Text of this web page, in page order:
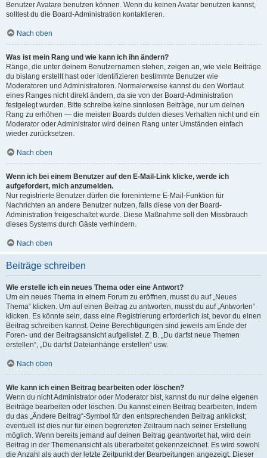
Benutzer Avatare benutzen können. Wenn du keinen Avatar benutzen kannst,
solltest du die Board-Administration kontaktieren.
Nach oben
Was ist mein Rang und wie kann ich ihn ändern?
Ränge, die unter deinem Benutzernamen stehen, zeigen an, wie viele Beiträge
du bislang erstellt hast oder identifizieren bestimmte Benutzer wie
Moderatoren und Administratoren. Normalerweise kannst du den Wortlaut
eines Ranges nicht direkt ändern, da sie von der Board-Administration
festgelegt wurden. Bitte schreibe keine sinnlosen Beiträge, nur um deinen
Rang zu erhöhen — die meisten Boards dulden dieses Verhalten nicht und ein
Moderator oder Administrator wird deinen Rang unter Umständen einfach
wieder zurücksetzen.
Nach oben
Wenn ich bei einem Benutzer auf den E-Mail-Link klicke, werde ich
aufgefordert, mich anzumelden.
Nur registrierte Benutzer dürfen die foreninterne E-Mail-Funktion für
Nachrichten an andere Benutzer nutzen, falls diese von der Board-
Administration freigeschaltet wurde. Diese Maßnahme soll den Missbrauch
dieses Systems durch Gäste verhindern.
Nach oben
Beiträge schreiben
Wie erstelle ich ein neues Thema oder eine Antwort?
Um ein neues Thema in einem Forum zu eröffnen, musst du auf „Neues
Thema“ klicken. Um auf einen Beitrag zu antworten, musst du auf „Antworten“
klicken. Es könnte sein, dass eine Registrierung erforderlich ist, bevor du einen
Beitrag schreiben kannst. Deine Berechtigungen sind jeweils am Ende der
Foren- und der Beitragsansicht aufgelistet. Z. B. „Du darfst neue Themen
erstellen“, „Du darfst Dateianhänge erstellen“ usw.
Nach oben
Wie kann ich einen Beitrag bearbeiten oder löschen?
Wenn du nicht Administrator oder Moderator bist, kannst du nur deine eigenen
Beiträge bearbeiten oder löschen. Du kannst einen Beitrag bearbeiten, indem
du das „Ändere Beitrag“-Symbol für den entsprechenden Beitrag anklickst;
eventuell ist dies nur für einen begrenzten Zeitraum nach seiner Erstellung
möglich. Wenn bereits jemand auf deinen Beitrag geantwortet hat, wird dein
Beitrag in der Themenansicht als überarbeitet gekennzeichnet. Es wird sowohl
die Anzahl als auch der letzte Zeitpunkt der Bearbeitungen angezeigt. Dieser